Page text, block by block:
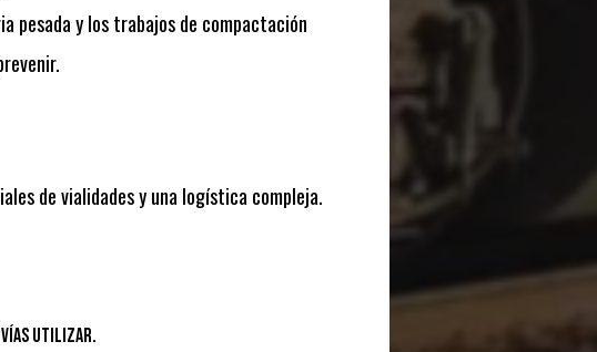
pesada y los trabajos de compactación
de vialidades y una logística compleja.
vías utilizar.